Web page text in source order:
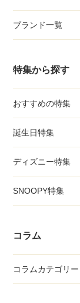
ブランド一覧
特集から探す
おすすめの特集
誕生日特集
ディズニー特集
SNOOPY特集
コラム
コラムカテゴリー